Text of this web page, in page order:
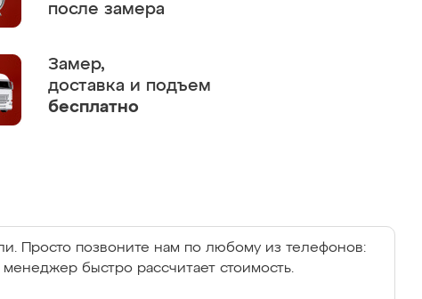
после замера
Замер,
доставка и подъем
бесплатно
Просто позвоните нам по любому из телефонов:
быстро рассчитает стоимость.